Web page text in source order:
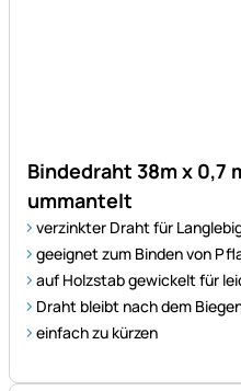
Bindedraht 38m x 0,7
ummantelt
verzinkter Draht für
geeignet zum Binden von
auf Holzstab gewickelt für
Draht bleibt nach dem
einfach zu kürzen